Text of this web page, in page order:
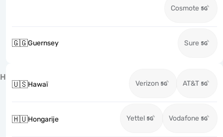
Cosmote
🇬🇬Guernsey Sure
H
🇺🇸Hawaï Verizon AT&T
🇭🇺Hongarije Yettel Vodafone